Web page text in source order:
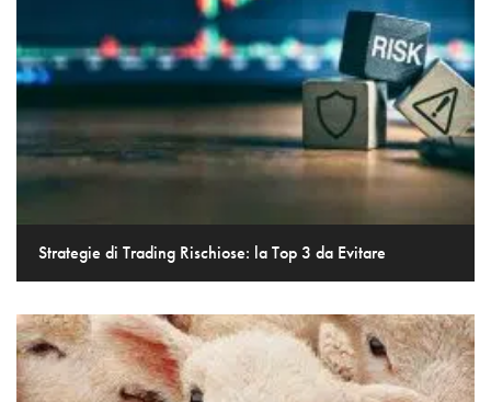
Strategie di Trading Rischiose: la Top 3 da Evitare